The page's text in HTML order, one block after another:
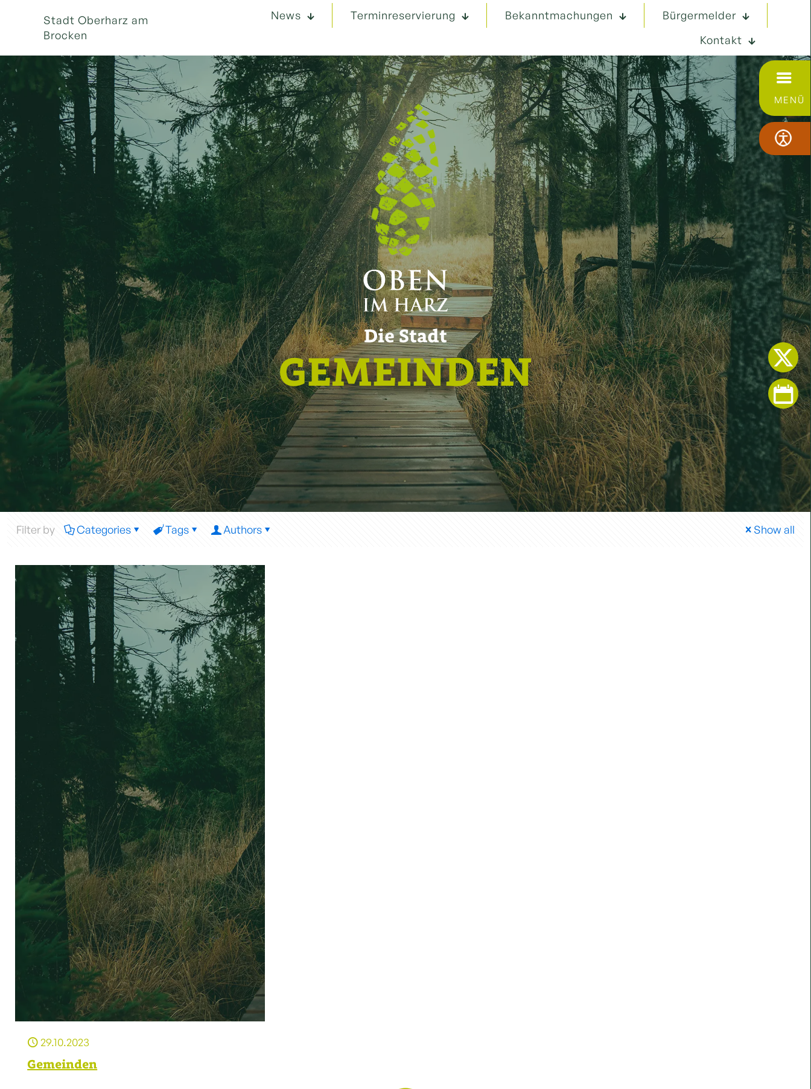
MENÜ
Stadt Oberharz am
Brocken
News Terminreservierung Bekanntmachungen
Bürgermelder
Kontakt
Die Stadt
GEMEINDEN
Filter by Categories Tags Authors Show all
29.10.2023
Gemeinden